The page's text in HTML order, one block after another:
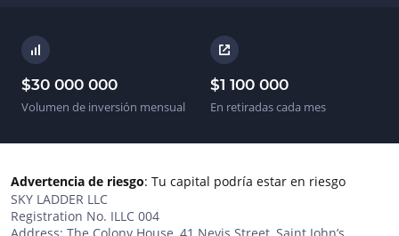
$30 000 000
Volumen de inversión mensual
$1 100 000
En retiradas cada mes
Advertencia de riesgo: Tu capital podría estar en riesgo
SKY LADDER LLC
Registration No. ILLC 004